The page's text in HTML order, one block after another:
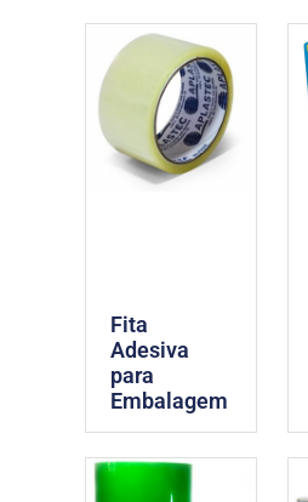
Fita
Adesiva
para
Embalagem